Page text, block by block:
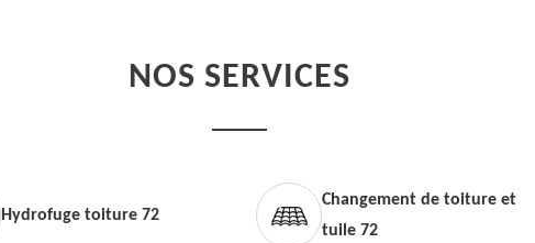
NOS SERVICES
Hydrofuge toiture 72
Changement de toiture et
tuile 72